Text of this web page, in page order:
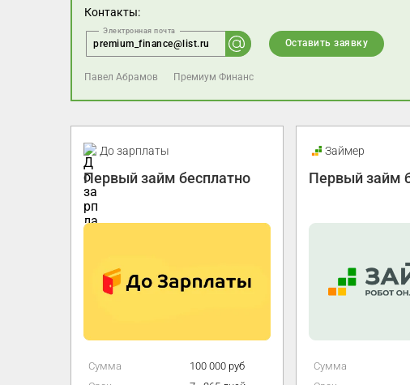
Контакты:
premium_finance@list.ru Оставить заявку
Павел Абрамов Премиум Финанс
До зарплаты
Первый займ бесплатно
Сумма
100 000 руб
Займер
Первый займ
Сумма